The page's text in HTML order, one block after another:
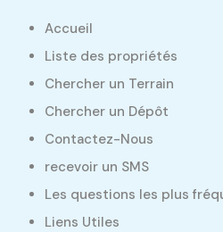
Accueil
Liste des propriétés
Chercher un Terrain
Chercher un Dépôt
Contactez-Nous
recevoir un SMS
Les questions les plus
Liens Utiles